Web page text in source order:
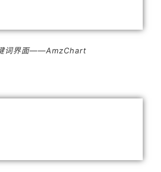
词界面——AmzChart